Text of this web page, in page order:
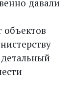
давали
объектов